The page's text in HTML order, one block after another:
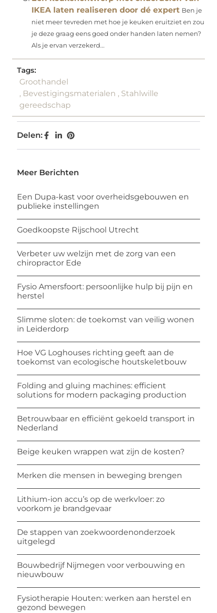
IKEA laten realiseren door dé expert Ben je
niet meer tevreden met hoe je keuken eruitziet en zou
je deze graag eens goed onder handen laten nemen?
Als je ervan verzekerd...
Tags:
Groothandel
, Bevestigingsmaterialen , Stahlwille
gereedschap
Delen:
Meer Berichten
Een Dupa-kast voor overheidsgebouwen en
publieke instellingen
Goedkoopste Rijschool Utrecht
Verbeter uw welzijn met de zorg van een
chiropractor Ede
Fysio Amersfoort: persoonlijke hulp bij pijn en
herstel
Slimme sloten: de toekomst van veilig wonen
in Leiderdorp
Hoe VG Loghouses richting geeft aan de
toekomst van ecologische houtskeletbouw
Folding and gluing machines: efficient
solutions for modern packaging production
Betrouwbaar en efficiënt gekoeld transport in
Nederland
Beige keuken wrappen wat zijn de kosten?
Merken die mensen in beweging brengen
Lithium-ion accu’s op de werkvloer: zo
voorkom je brandgevaar
De stappen van zoekwoordenonderzoek
uitgelegd
Bouwbedrijf Nijmegen voor verbouwing en
nieuwbouw
Fysiotherapie Houten: werken aan herstel en
gezond bewegen